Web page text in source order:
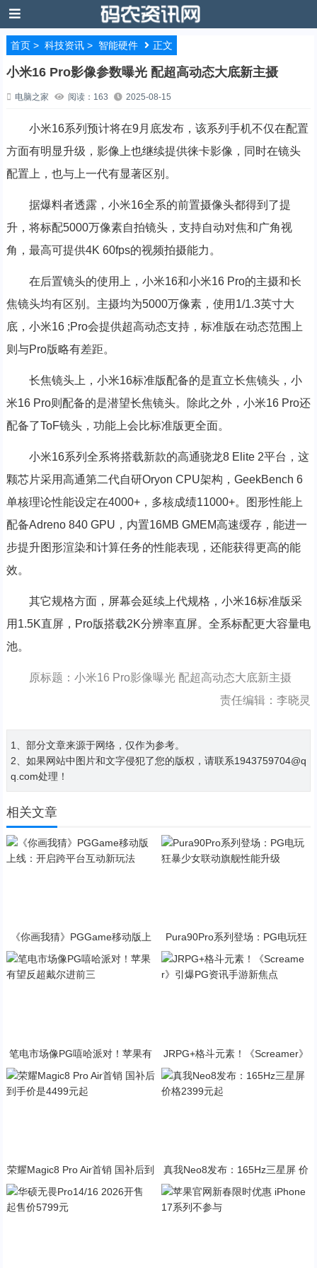
首页> 科技资讯> 智能硬件 正文
小米16 Pro影像参数曝光 配超高动态大底新主摄
电脑之家 阅读：163 2025-08-15
小米16系列预计将在9月底发布，该系列手机不仅在配置
方面有明显升级，影像上也继续提供徕卡影像，同时在镜头
配置上，也与上一代有显著区别。
据爆料者透露，小米16全系的前置摄像头都得到了提
升，将标配5000万像素自拍镜头，支持自动对焦和广角视
角，最高可提供4K 60fps的视频拍摄能力。
在后置镜头的使用上，小米16和小米16 Pro的主摄和长
焦镜头均有区别。主摄均为5000万像素，使用1/1.3英寸大
底，小米16 ;Pro会提供超高动态支持，标准版在动态范围上
则与Pro版略有差距。
长焦镜头上，小米16标准版配备的是直立长焦镜头，小
米16 Pro则配备的是潜望长焦镜头。除此之外，小米16 Pro还
配备了ToF镜头，功能上会比标准版更全面。
小米16系列全系将搭载新款的高通骁龙8 Elite 2平台，这
颗芯片采用高通第二代自研Oryon CPU架构，GeekBench 6
单核理论性能设定在4000+，多核成绩11000+。图形性能上
配备Adreno 840 GPU，内置16MB GMEM高速缓存，能进一
步提升图形渲染和计算任务的性能表现，还能获得更高的能
效。
其它规格方面，屏幕会延续上代规格，小米16标准版采
用1.5K直屏，Pro版搭载2K分辨率直屏。全系标配更大容量电
池。
原标题：小米16 Pro影像曝光 配超高动态大底新主摄
责任编辑：李晓灵
1、部分文章来源于网络，仅作为参考。
2、如果网站中图片和文字侵犯了您的版权，请联系1943759704@q
q.com处理！
相关文章
《你画我猜》PGGame移动版上
线：开启跨平台互动新玩法
Pura90Pro系列登场：PG电玩狂
暴少女联动旗舰性能升级
笔电市场像PG嘻哈派对！苹果有
JRPG+格斗元素！《Screamer》
荣耀Magic8 Pro Air首销 国补后到
真我Neo8发布：165Hz三星屏 价
格2399元起